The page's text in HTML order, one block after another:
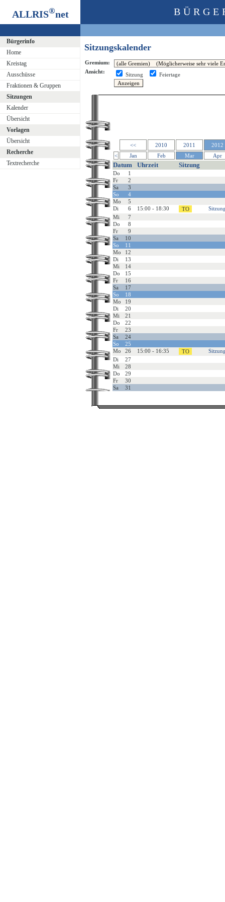
ALLRIS®net
Bürgerinfo
Home
Kreistag
Ausschüsse
Fraktionen & Gruppen
Sitzungen
Kalender
Übersicht
Vorlagen
Übersicht
Recherche
Textrecherche
Sitzungskalender
Gremium:
Ansicht:
Sitzung Feiertage
<< 2010 2011
2012
<
Jan Feb Mar Apr
Datum Uhrzeit Sitzung
Do
1
Fr
2
Sa
3
So
4
Mo
5
Di
6 15:00 - 18:30
Mi
7
Do
8
Fr
9
Sa
10
So
11
Mo
12
Di
13
Mi
14
Do
15
Fr
16
Sa
17
So
18
Mo
19
Di
20
Mi
21
Do
22
Fr
23
Sa
24
So
25
Mo
26 15:00 - 16:35
Di
27
Mi
28
Do
29
Fr
30
Sa
31